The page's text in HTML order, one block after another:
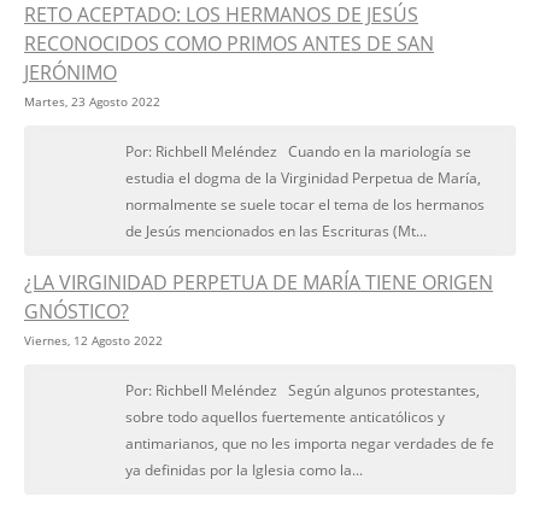
RETO ACEPTADO: LOS HERMANOS DE JESÚS
RECONOCIDOS COMO PRIMOS ANTES DE SAN
JERÓNIMO
Martes, 23 Agosto 2022
Por: Richbell Meléndez Cuando en la mariología se
estudia el dogma de la Virginidad Perpetua de María,
normalmente se suele tocar el tema de los hermanos
de Jesús mencionados en las Escrituras (Mt...
¿LA VIRGINIDAD PERPETUA DE MARÍA TIENE ORIGEN
GNÓSTICO?
Viernes, 12 Agosto 2022
Por: Richbell Meléndez Según algunos protestantes,
sobre todo aquellos fuertemente anticatólicos y
antimarianos, que no les importa negar verdades de fe
ya definidas por la Iglesia como la...